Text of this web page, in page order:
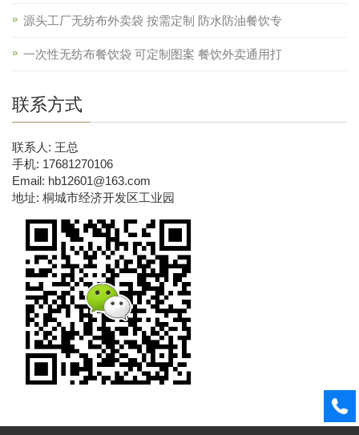
源头工厂无纺布外卖袋 按需定制 防水防油餐饮专
一次性无纺布餐饮袋 可定制图案 餐饮外卖通用打
联系方式
联系人: 王总
手机: 17681270106
Email: hb12601@163.com
地址: 桐城市经济开发区工业园